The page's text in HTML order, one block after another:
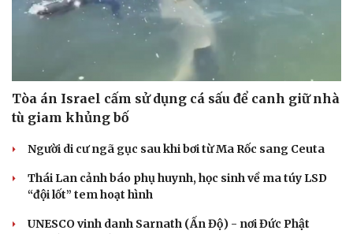
Tòa án Israel cấm sử dụng cá sấu để canh giữ nhà
tù giam khủng bố
Người di cư ngã gục sau khi bơi từ Ma Rốc sang Ceuta
Thái Lan cảnh báo phụ huynh, học sinh về ma túy LSD
“đội lốt” tem hoạt hình
UNESCO vinh danh Sarnath (Ấn Độ) - nơi Đức Phật